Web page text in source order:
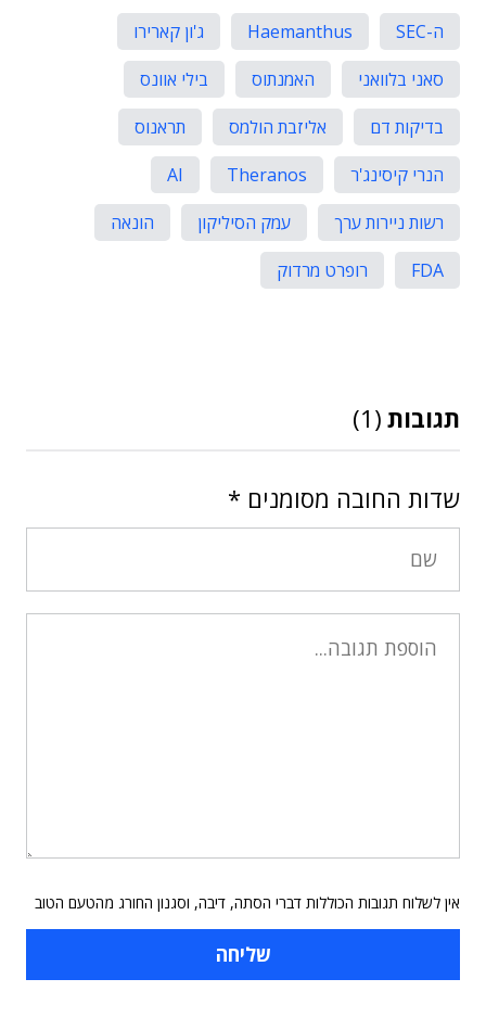
ה-SEC Haemanthus
ג'ון קארירו
סאני בלוואני
האמנתוס
בילי אוונס
בדיקות דם
אליזבת הולמס
תראנוס
הנרי קיסינג'ר
Theranos
AI
רשות ניירות ערך
עמק הסיליקון
הונאה
FDA
רופרט מרדוק
תגובות (1)
שדות החובה מסומנים *
אין לשלוח תגובות הכוללות דברי הסתה, דיבה, וסגנון החורג מהטעם הטוב